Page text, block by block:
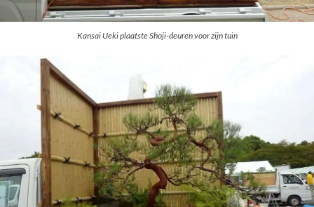
Kansai Ueki plaatste Shoji-deuren voor zijn tuin